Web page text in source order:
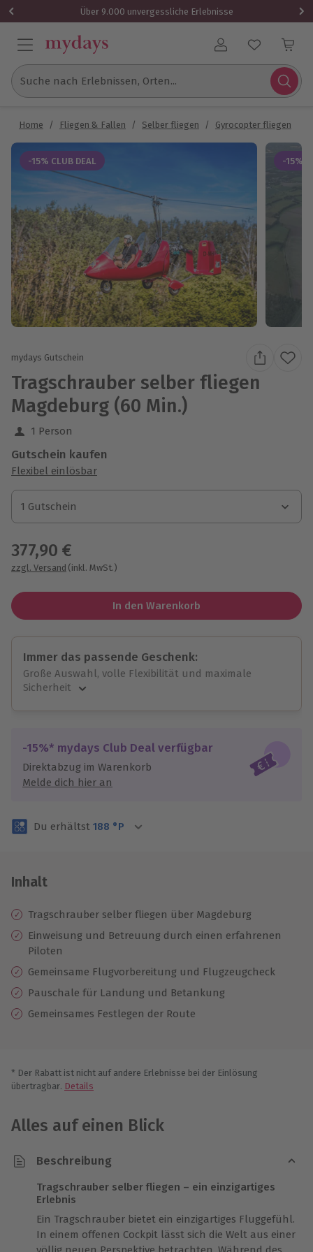
Über 9.000 unvergessliche Erlebnisse
Benutzerkonto
Suche nach Erlebnissen, Orten...
Home / Fliegen & Fallen / Selber fliegen / Gyrocopter fliegen
-15% CLUB DEAL -15%
mydays Gutschein
Tragschrauber selber fliegen
Magdeburg (60 Min.)
1 Person
Gutschein kaufen
Flexibel einlösbar
1 Gutschein
1 Gutschein
1 Gutschein
377,90 €
zzgl. Versand (inkl. MwSt.)
In den Warenkorb
Immer das passende Geschenk:
Große Auswahl, volle Flexibilität und maximale
Sicherheit
Jeder Gutschein für alle Erlebnisse einlösbar.
Maximale Sicherheit
3 Jahre gültig & verlängerbar.
-15%* mydays Club Deal verfügbar
Direktabzug im Warenkorb
Melde dich hier an
Du erhältst 188 °P
Inhalt
Tragschrauber selber fliegen über Magdeburg
Einweisung und Betreuung durch einen erfahrenen
Piloten
Gemeinsame Flugvorbereitung und Flugzeugcheck
Pauschale für Landung und Betankung
Gemeinsames Festlegen der Route
* Der Rabatt ist nicht auf andere Erlebnisse bei der Einlösung
übertragbar. Details
Alles auf einen Blick
Beschreibung
Tragschrauber selber fliegen – ein einzigartiges
Erlebnis
Ein Tragschrauber bietet ein einzigartiges Fluggefühl.
In einem offenen Cockpit lässt sich die Welt aus einer